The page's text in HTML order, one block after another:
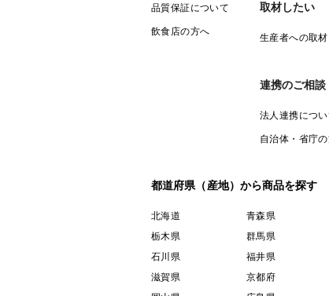
品質保証について
飲食店の方へ
取材したい
生産者への取
連携のご相談
法人連携につい
自治体・省庁
都道府県（産地）から商品を探す
北海道 青森県
栃木県
群馬県
石川県
福井県
滋賀県
京都府